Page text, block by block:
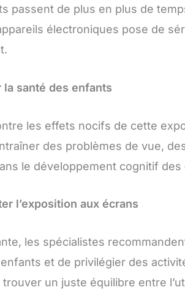
passent de plus en plus de
électroniques pose de
santé des enfants
les effets nocifs de cette
des problèmes de vue,
le développement cognitif des
l’exposition aux écrans
les spécialistes
et de privilégier des
un juste équilibre entre